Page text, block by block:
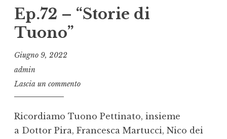
Ep.72 – “Storie di
Tuono”
Giugno 9, 2022
admin
Lascia un commento
Ricordiamo Tuono Pettinato, insieme
a Dottor Pira, Francesca Martucci, Nico dei